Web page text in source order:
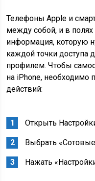
Телефоны Apple и
между собой, и в полях
информация, которую
каждой точки доступа
профилем. Чтобы
на iPhone, необходимо
действий:
Открыть
Выбрать
Нажать